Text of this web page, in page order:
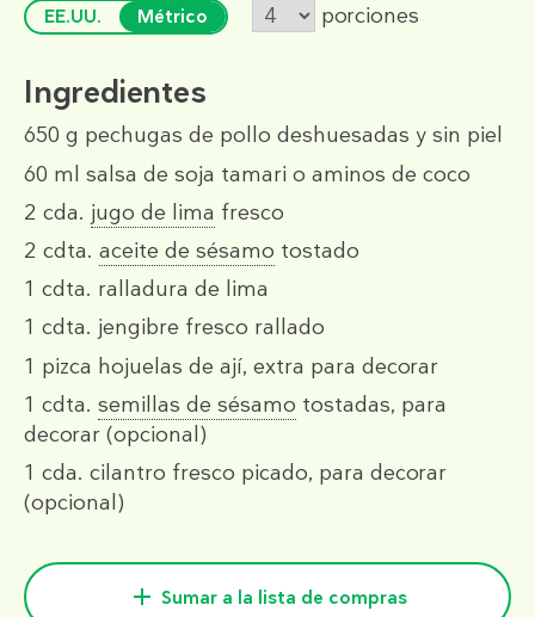
EE.UU. Métrico porciones
Ingredientes
650 g pechugas de pollo deshuesadas y sin piel
60 ml salsa de soja tamari o aminos de coco
2 cda. jugo de lima fresco
2 cdta. aceite de sésamo tostado
1 cdta. ralladura de lima
1 cdta. jengibre fresco rallado
1 pizca hojuelas de ají, extra para decorar
1 cdta. semillas de sésamo tostadas, para
decorar (opcional)
1 cda. cilantro fresco picado, para decorar
(opcional)
Sumar a la lista de compras